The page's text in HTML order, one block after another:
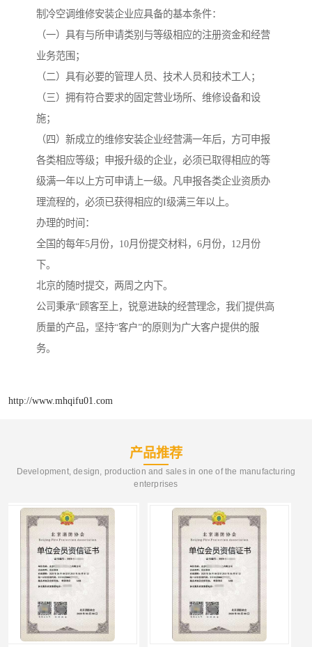
制冷空调维修安装企业应具备的基本条件：
（一）具有与所申请类别与等级相应的注册资金和经营
业务范围；
（二）具有必要的管理人员、技术人员和技术工人；
（三）拥有符合要求的固定营业场所、维修设备和设
施；
（四）新成立的维修安装企业经营满一年后，方可申报
各类相应等级；申报升级的企业，必须已取得相应的等
级满一年以上方可申请上一级。凡申报各类企业资质办
理流程的，必须已获得相应的I级满三年以上。
办理的时间：
全国的每年5月份，10月份提交材料，6月份，12月份
下。
北京的随时提交，两周之内下。
公司秉承“顾客至上，锐意进缺的经营理念，我们提供高
质量的产品，坚持“客户”的原则为广大客户提供的服
务。
http://www.mhqifu01.com
产品推荐
Development, design, production and sales in one of the manufacturing
enterprises